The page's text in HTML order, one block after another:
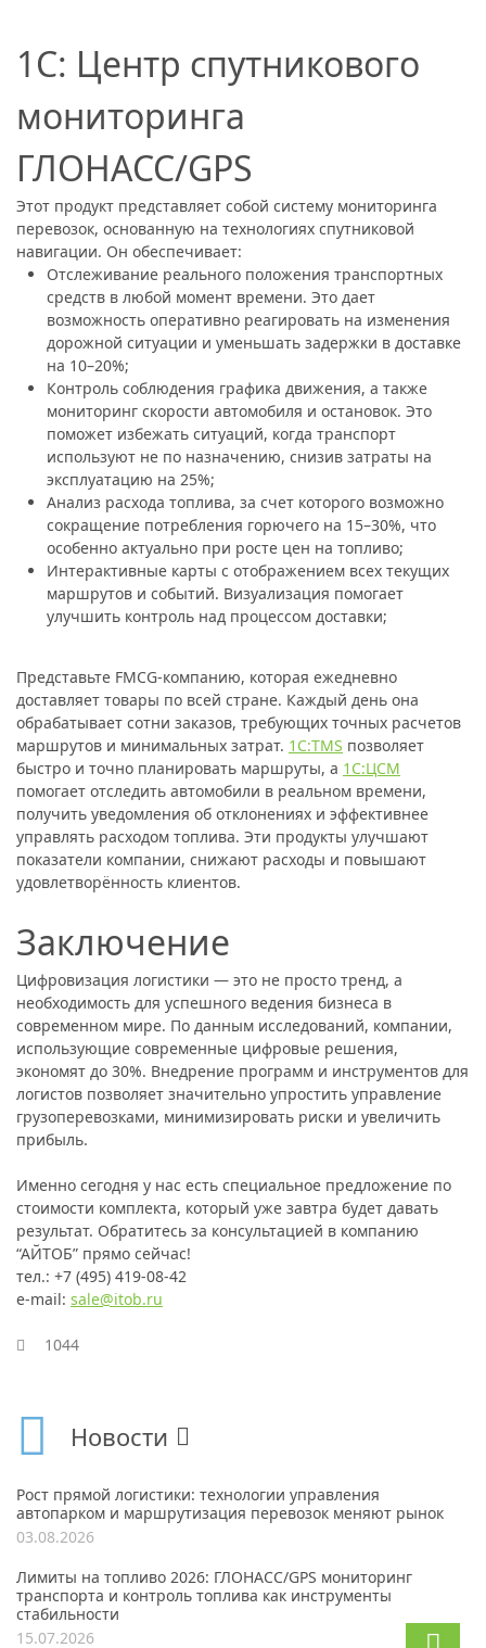
1С: Центр спутникового
мониторинга
ГЛОНАСС/GPS
Этот продукт представляет собой систему мониторинга
перевозок, основанную на технологиях спутниковой
навигации. Он обеспечивает:
Отслеживание реального положения транспортных
средств в любой момент времени. Это дает
возможность оперативно реагировать на изменения
дорожной ситуации и уменьшать задержки в доставке
на 10–20%;
Контроль соблюдения графика движения, а также
мониторинг скорости автомобиля и остановок. Это
поможет избежать ситуаций, когда транспорт
используют не по назначению, снизив затраты на
эксплуатацию на 25%;
Анализ расхода топлива, за счет которого возможно
сокращение потребления горючего на 15–30%, что
особенно актуально при росте цен на топливо;
Интерактивные карты с отображением всех текущих
маршрутов и событий. Визуализация помогает
улучшить контроль над процессом доставки;
Представьте FMCG-компанию, которая ежедневно
доставляет товары по всей стране. Каждый день она
обрабатывает сотни заказов, требующих точных расчетов
маршрутов и минимальных затрат. 1C:TMS позволяет
быстро и точно планировать маршруты, а 1C:ЦСМ
помогает отследить автомобили в реальном времени,
получить уведомления об отклонениях и эффективнее
управлять расходом топлива. Эти продукты улучшают
показатели компании, снижают расходы и повышают
удовлетворённость клиентов.
Заключение
Цифровизация логистики — это не просто тренд, а
необходимость для успешного ведения бизнеса в
современном мире. По данным исследований, компании,
использующие современные цифровые решения,
экономят до 30%. Внедрение программ и инструментов для
логистов позволяет значительно упростить управление
грузоперевозками, минимизировать риски и увеличить
прибыль.
Именно сегодня у нас есть специальное предложение по
стоимости комплекта, который уже завтра будет давать
результат. Обратитесь за консультацией в компанию
“АЙТОБ” прямо сейчас!
тел.: +7 (495) 419-08-42
e-mail: sale@itob.ru
1044
Новости
Рост прямой логистики: технологии управления
автопарком и маршрутизация перевозок меняют рынок
03.08.2026
Лимиты на топливо 2026: ГЛОНАСС/GPS мониторинг
транспорта и контроль топлива как инструменты
стабильности
15.07.2026